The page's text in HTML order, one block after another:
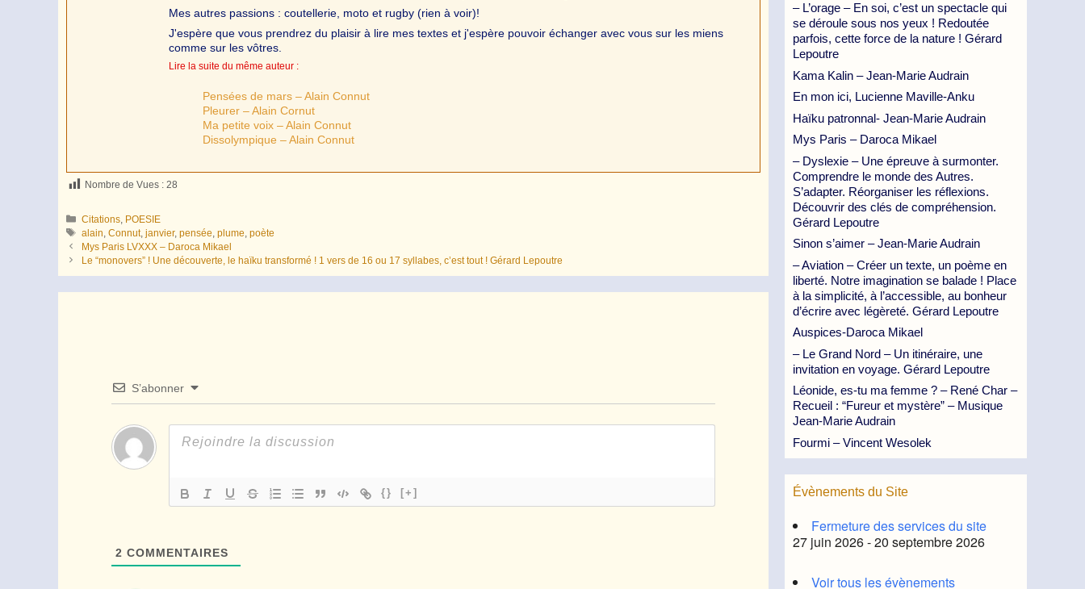
Mes autres passions : coutellerie, moto et rugby (rien à voir)!
J'espère que vous prendrez du plaisir à lire mes textes et j'espère pouvoir échanger avec vous sur les miens
comme sur les vôtres.
Lire la suite du même auteur :
Pensées de mars – Alain Connut
Pleurer – Alain Cornut
Ma petite voix – Alain Connut
Dissolympique – Alain Connut
Nombre de Vues : 28
Catégories
Citations POESIE
Étiquettes
alain ,Connut,janvier,pensée ,plume ,poète
Mys Paris LVXXX – Daroca Mikael
Le “monovers” ! Une découverte, le haïku transformé ! 1 vers de 16 ou 17 syllabes, c’est tout ! Gérard Lepoutre
S’abonner
{} [+]
2 COMMENTAIRES
– L’orage – En soi, c’est un spectacle qui
se déroule sous nos yeux ! Redoutée
parfois, cette force de la nature ! Gérard
Lepoutre
Kama Kalin – Jean-Marie Audrain
En mon ici, Lucienne Maville-Anku
Haïku patronnal- Jean-Marie Audrain
Mys Paris – Daroca Mikael
– Dyslexie – Une épreuve à surmonter.
Comprendre le monde des Autres.
S’adapter. Réorganiser les réflexions.
Découvrir des clés de compréhension.
Gérard Lepoutre
Sinon s’aimer – Jean-Marie Audrain
– Aviation – Créer un texte, un poème en
liberté. Notre imagination se balade ! Place
à la simplicité, à l’accessible, au bonheur
d’écrire avec légèreté. Gérard Lepoutre
Auspices-Daroca Mikael
– Le Grand Nord – Un itinéraire, une
invitation en voyage. Gérard Lepoutre
Léonide, es-tu ma femme ? – René Char –
Recueil : “Fureur et mystère” – Musique
Jean-Marie Audrain
Fourmi – Vincent Wesolek
Évènements du Site
Fermeture des services du site
27 juin 2026 - 20 septembre 2026
Voir tous les évènements